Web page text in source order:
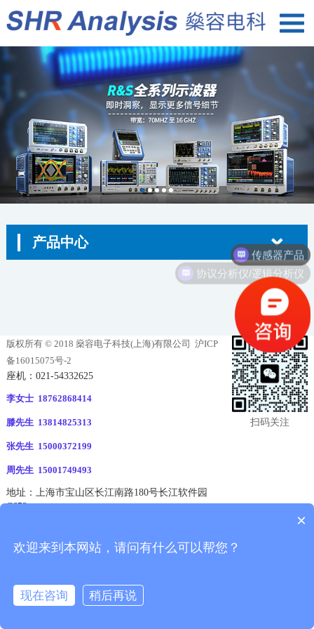
产品中心
版权所有 © 2018 燊容电子科技(上海)有限公司 沪ICP
备16015075号-2
座机：021-54332625
李女士 18762868414
滕先生 13814825313
张先生 15000372199
周先生 15001749493
地址：上海市宝山区长江南路180号长江软件园
C652
扫码关注
传感器产品
协议分析仪/逻辑分析仪
×
欢迎来到本网站，请问有什么可以帮您？
现在咨询
稍后再说
拨打电话